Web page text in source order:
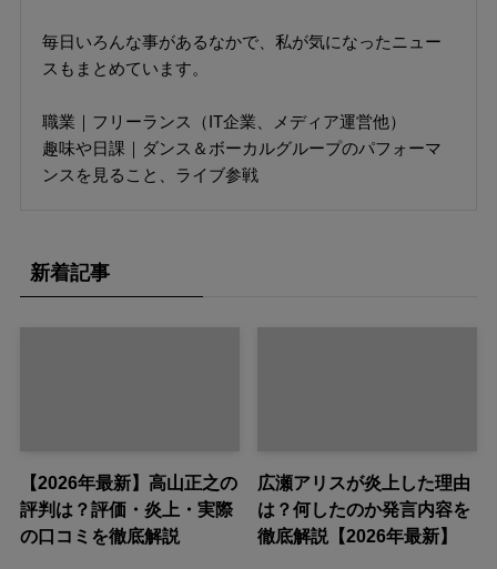
毎日いろんな事があるなかで、私が気になったニュー
スもまとめています。
職業｜フリーランス（IT企業、メディア運営他）
趣味や日課｜ダンス＆ボーカルグループのパフォーマ
ンスを見ること、ライブ参戦
新着記事
【2026年最新】高山正之の
評判は？評価・炎上・実際
の口コミを徹底解説
広瀬アリスが炎上した理由
は？何したのか発言内容を
徹底解説【2026年最新】